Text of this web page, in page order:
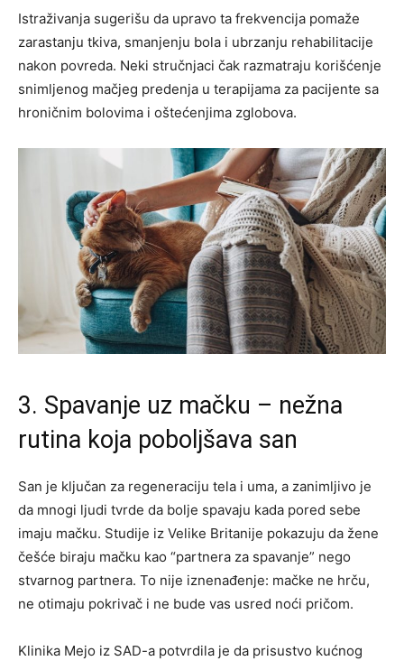
Istraživanja sugerišu da upravo ta frekvencija pomaže
zarastanju tkiva, smanjenju bola i ubrzanju rehabilitacije
nakon povreda. Neki stručnjaci čak razmatraju korišćenje
snimljenog mačjeg predenja u terapijama za pacijente sa
hroničnim bolovima i oštećenjima zglobova.
3. Spavanje uz mačku – nežna
rutina koja poboljšava san
San je ključan za regeneraciju tela i uma, a zanimljivo je
da mnogi ljudi tvrde da bolje spavaju kada pored sebe
imaju mačku. Studije iz Velike Britanije pokazuju da žene
češće biraju mačku kao “partnera za spavanje” nego
stvarnog partnera. To nije iznenađenje: mačke ne hrču,
ne otimaju pokrivač i ne bude vas usred noći pričom.
Klinika Mejo iz SAD-a potvrdila je da prisustvo kućnog